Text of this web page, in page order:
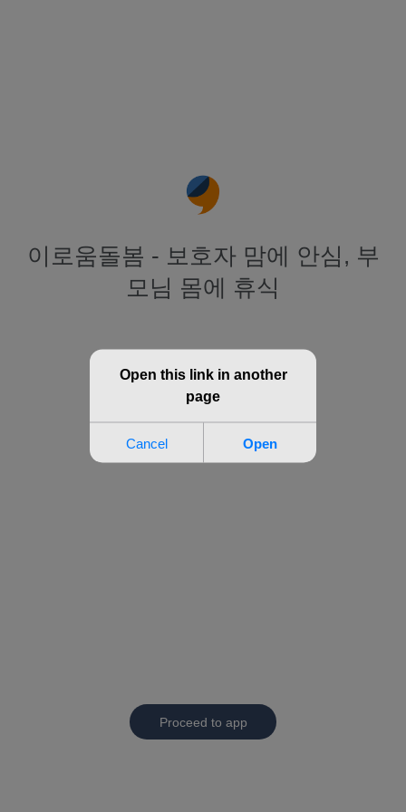
이로움돌봄 - 보호자 맘에 안심, 부
모님 몸에 휴식
Proceed to app